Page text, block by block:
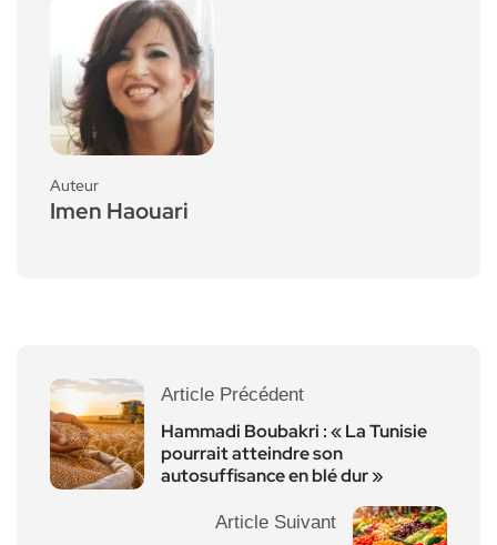
Auteur
Imen Haouari
Article Précédent
Hammadi Boubakri : « La Tunisie
pourrait atteindre son
autosuffisance en blé dur »
Article Suivant